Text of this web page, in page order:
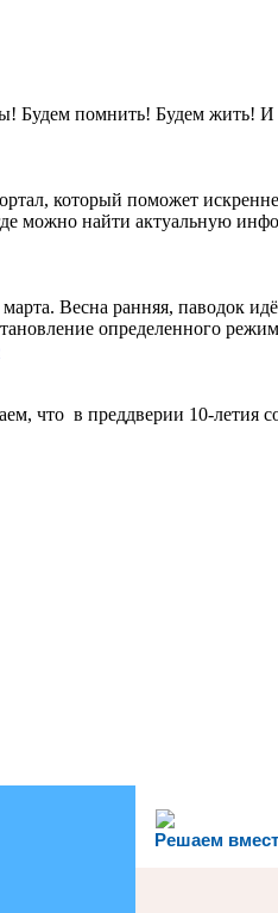
Будем помнить! Будем жить! И
который поможет
найти актуальную
Весна ранняя, паводок
определенного
в преддверии 10-летия
Решаем